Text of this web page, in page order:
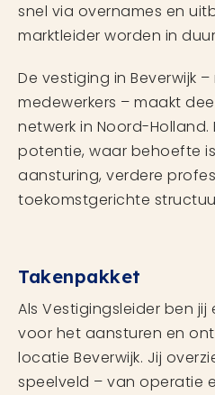
snel via overnames en
marktleider worden in
De vestiging in Beverwijk
medewerkers – maakt
netwerk in Noord-
potentie, waar behoefte
aansturing, verdere
toekomstgerichte
Takenpakket
Als Vestigingsleider ben
voor het aansturen en
locatie Beverwijk. Jij
speelveld – van operatie